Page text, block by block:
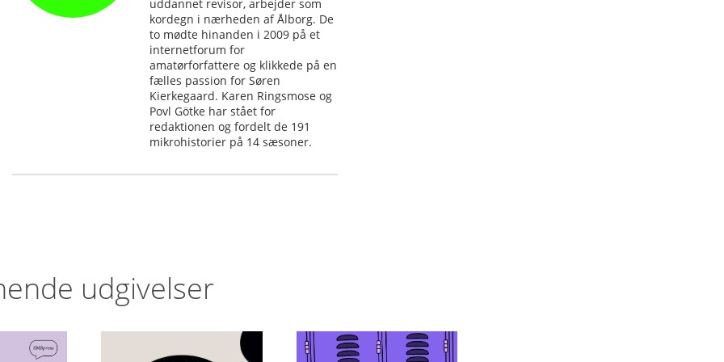
uddannet revisor, arbejder som
kordegn i nærheden af Ålborg. De
to mødte hinanden i 2009 på et
internetforum for
amatørforfattere og klikkede på en
fælles passion for Søren
Kierkegaard. Karen Ringsmose og
Povl Götke har stået for
redaktionen og fordelt de 191
mikrohistorier på 14 sæsoner.
udgivelser